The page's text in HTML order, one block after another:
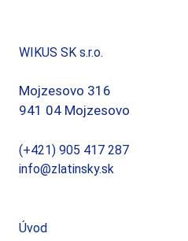
WIKUS SK s.r.o.
Mojzesovo 316
941 04 Mojzesovo
(+421) 905 417 287
info@zlatinsky.sk
Úvod